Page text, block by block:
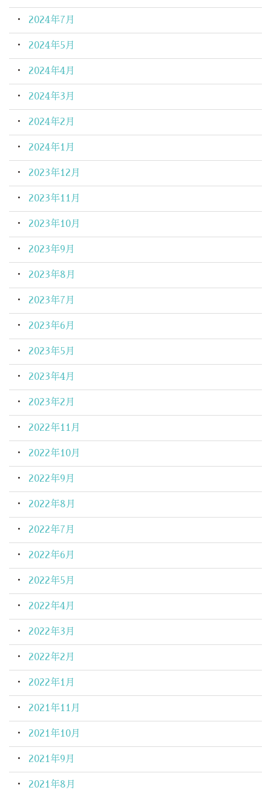
2024年7月
2024年5月
2024年4月
2024年3月
2024年2月
2024年1月
2023年12月
2023年11月
2023年10月
2023年9月
2023年8月
2023年7月
2023年6月
2023年5月
2023年4月
2023年2月
2022年11月
2022年10月
2022年9月
2022年8月
2022年7月
2022年6月
2022年5月
2022年4月
2022年3月
2022年2月
2022年1月
2021年11月
2021年10月
2021年9月
2021年8月